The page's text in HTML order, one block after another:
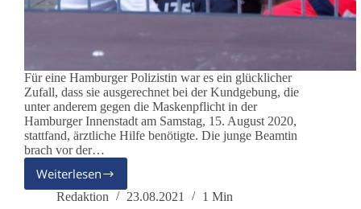
Für eine Hamburger Polizistin war es ein glücklicher
Zufall, dass sie ausgerechnet bei der Kundgebung, die
unter anderem gegen die Maskenpflicht in der
Hamburger Innenstadt am Samstag, 15. August 2020,
stattfand, ärztliche Hilfe benötigte. Die junge Beamtin
brach vor der…
Weiterlesen
Polizistin
bei
Redaktion 23.08.2021 1 Min